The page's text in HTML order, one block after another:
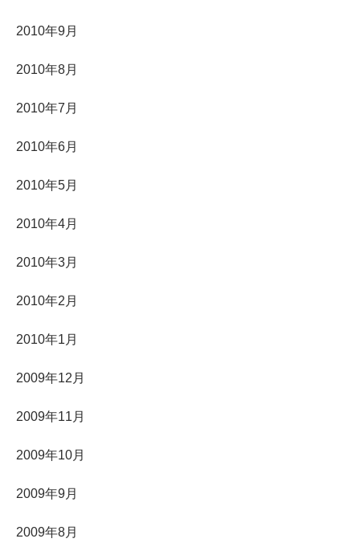
2010年9月
2010年8月
2010年7月
2010年6月
2010年5月
2010年4月
2010年3月
2010年2月
2010年1月
2009年12月
2009年11月
2009年10月
2009年9月
2009年8月